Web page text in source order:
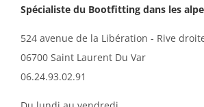
Spécialiste du Bootfitting dans les
524 avenue de la Libération - Rive
06700 Saint Laurent Du Var
06.24.93.02.91